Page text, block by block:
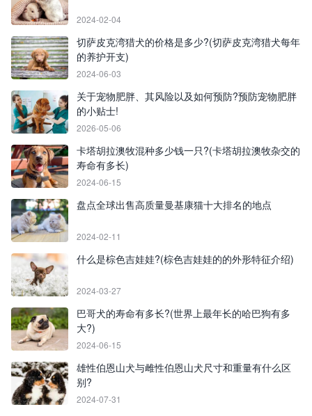
2024-02-04
切萨皮克湾猎犬的价格是多少?(切萨皮克湾猎犬每年
的养护开支)
2024-06-03
关于宠物肥胖、其风险以及如何预防?预防宠物肥胖
的小贴士!
2026-05-06
卡塔胡拉澳牧混种多少钱一只?(卡塔胡拉澳牧杂交的
寿命有多长)
2024-06-15
盘点全球出售高质量曼基康猫十大排名的地点
2024-02-11
什么是棕色吉娃娃?(棕色吉娃娃的的外形特征介绍)
2024-03-27
巴哥犬的寿命有多长?(世界上最年长的哈巴狗有多
大?)
2024-06-15
雄性伯恩山犬与雌性伯恩山犬尺寸和重量有什么区
别?
2024-07-31